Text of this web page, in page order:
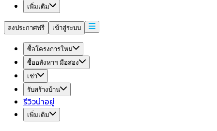
เพิ่มเติม
ลงประกาศฟรี เข้าสู่ระบบ
ซื้อโครงการใหม่
ซื้ออสังหาฯ มือสอง
เช่า
รับสร้างบ้าน
รีวิวน่าอยู่
เพิ่มเติม